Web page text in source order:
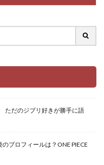
ただのジブリ好きが勝手に語
プロフィールは？ONE PIECE